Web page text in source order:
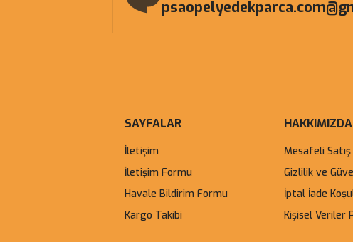
SAYFALAR
İletişim
İletişim Formu
Havale Bildirim Formu
Kargo Takibi
HAKKIMIZDA
Mesafeli
Gizlilik ve
İptal İade
Kişisel Veriler